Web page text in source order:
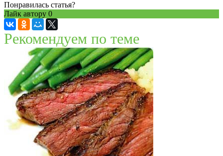
Понравилась статья?
Лайк автору 0
Рекомендуем по теме